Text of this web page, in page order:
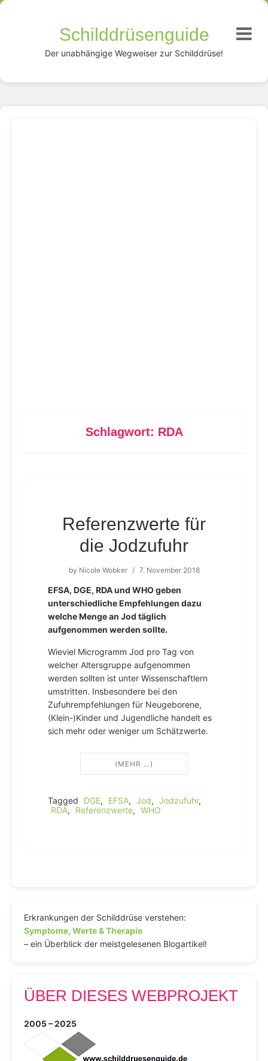
Schilddrüsenguide
Der unabhängige Wegweiser zur Schilddrüse!
Schlagwort: RDA
Referenzwerte für
die Jodzufuhr
by Nicole Wobker / 7. November 2018
EFSA, DGE, RDA und WHO geben
unterschiedliche Empfehlungen dazu
welche Menge an Jod täglich
aufgenommen werden sollte.
Wieviel Microgramm Jod pro Tag von
welcher Altersgruppe aufgenommen
werden sollten ist unter Wissenschaftlern
umstritten. Insbesondere bei den
Zufuhrempfehlungen für Neugeborene,
(Klein-)Kinder und Jugendliche handelt es
sich mehr oder weniger um Schätzwerte.
(MEHR …)
Tagged DGE, EFSA, Jod, Jodzufuhr,
RDA, Referenzwerte, WHO
Erkrankungen der Schilddrüse verstehen:
Symptome, Werte & Therapie
– ein Überblick der meistgelesenen Blogartikel!
ÜBER DIESES WEBPROJEKT
2005 – 2025